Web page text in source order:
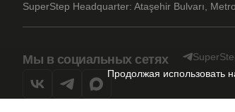
Продолжая использовать
SuperStep Headquarter: Ataşehir Bulvarı,
Мы в социальных сетях